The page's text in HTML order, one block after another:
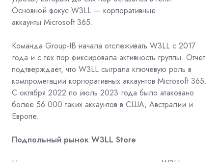
Основной фокус W3LL — корпоративные
аккаунты Microsoft 365.
Команда Group-IB начала отслеживать W3LL с 2017
года и с тех пор фиксировала активность группы. Отчет
подтверждает, что W3LL сыграла ключевую роль в
компрометации корпоративных аккаунтов Microsoft 365.
С октября 2022 по июль 2023 года было атаковано
более 56 000 таких аккаунтов в США, Австралии и
Европе.
Подпольный рынок W3LL Store